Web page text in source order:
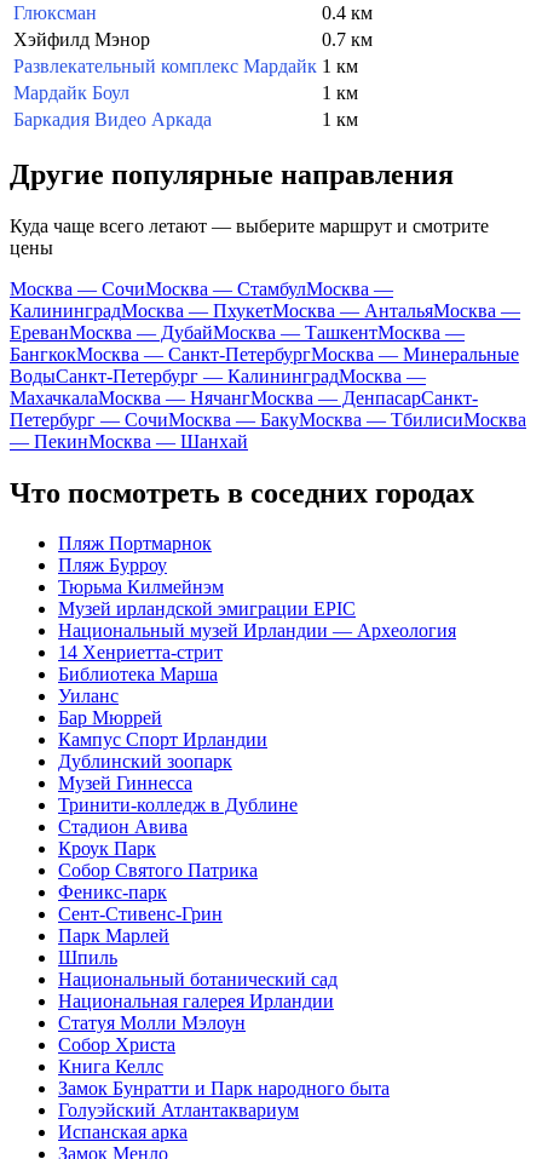
Глюксман
0.4 км
Хэйфилд Мэнор
0.7 км
Развлекательный комплекс Мардайк 1 км
Мардайк Боул
1 км
Баркадия Видео Аркада
1 км
Другие популярные направления
Куда чаще всего летают — выберите маршрут и смотрите
цены
Москва — СочиМосква — СтамбулМосква —
КалининградМосква — ПхукетМосква — АнтальяМосква —
ЕреванМосква — ДубайМосква — ТашкентМосква —
БангкокМосква — Санкт-ПетербургМосква — Минеральные
ВодыСанкт-Петербург — КалининградМосква —
МахачкалаМосква — НячангМосква — ДенпасарСанкт-
Петербург — СочиМосква — БакуМосква — ТбилисиМосква
— ПекинМосква — Шанхай
Что посмотреть в соседних городах
Пляж Портмарнок
Пляж Бурроу
Тюрьма Килмейнэм
Музей ирландской эмиграции EPIC
Национальный музей Ирландии — Археология
14 Хенриетта-стрит
Библиотека Марша
Уиланc
Бар Мюррей
Кампус Спорт Ирландии
Дублинский зоопарк
Музей Гиннесса
Тринити-колледж в Дублине
Стадион Авива
Кроук Парк
Собор Святого Патрика
Феникс-парк
Сент-Стивенс-Грин
Парк Марлей
Шпиль
Национальный ботанический сад
Национальная галерея Ирландии
Статуя Молли Мэлоун
Собор Христа
Книга Келлс
Замок Бунратти и Парк народного быта
Голуэйский Атлантаквариум
Испанская арка
Замок Менло